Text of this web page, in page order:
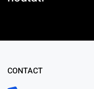
CONTACT